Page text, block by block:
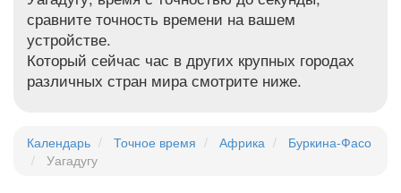
сравните точность времени на вашем
устройстве.
Который сейчас час в других крупных городах
различных стран мира смотрите ниже.
Календарь Точное время Африка
Буркина-Фасо
Уагадугу